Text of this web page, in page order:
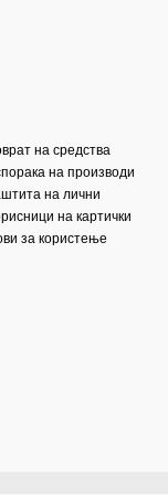
на средства
на производи
на лични
на картички
за користење